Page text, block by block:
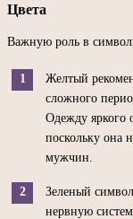
Цвета
Важную роль в
Желтый
сложного
Одежду яркого
поскольку она
мужчин.
Зеленый
нервную